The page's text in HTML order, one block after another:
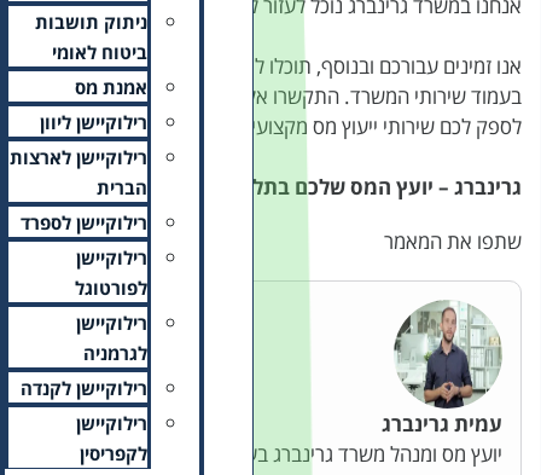
ניתוק תושבות
אמנת מס
רילוקיישן ליוון
הברית
לפורטוגל
רילוקיישן
לגרמניה
רילוקיישן לקנדה
רילוקיישן
לקפריסין
מידע רב על שירותינו גם
כבר עכשיו ואנו נשמח
והסביבה
המעניק שירותי הנהלת